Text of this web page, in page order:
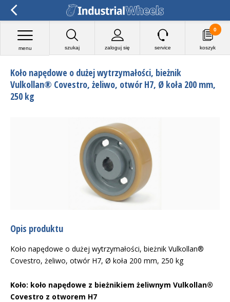
szukaj zaloguj się
menu service koszyk
0
Koło napędowe o dużej wytrzymałości, bieżnik
Vulkollan® Covestro, żeliwo, otwór H7, Ø koła 200 mm,
250 kg
Opis produktu
Koło napędowe o dużej wytrzymałości, bieżnik Vulkollan®
Covestro, żeliwo, otwór H7, Ø koła 200 mm, 250 kg
Koło: koło napędowe z bieżnikiem żeliwnym Vulkollan®
Covestro z otworem H7